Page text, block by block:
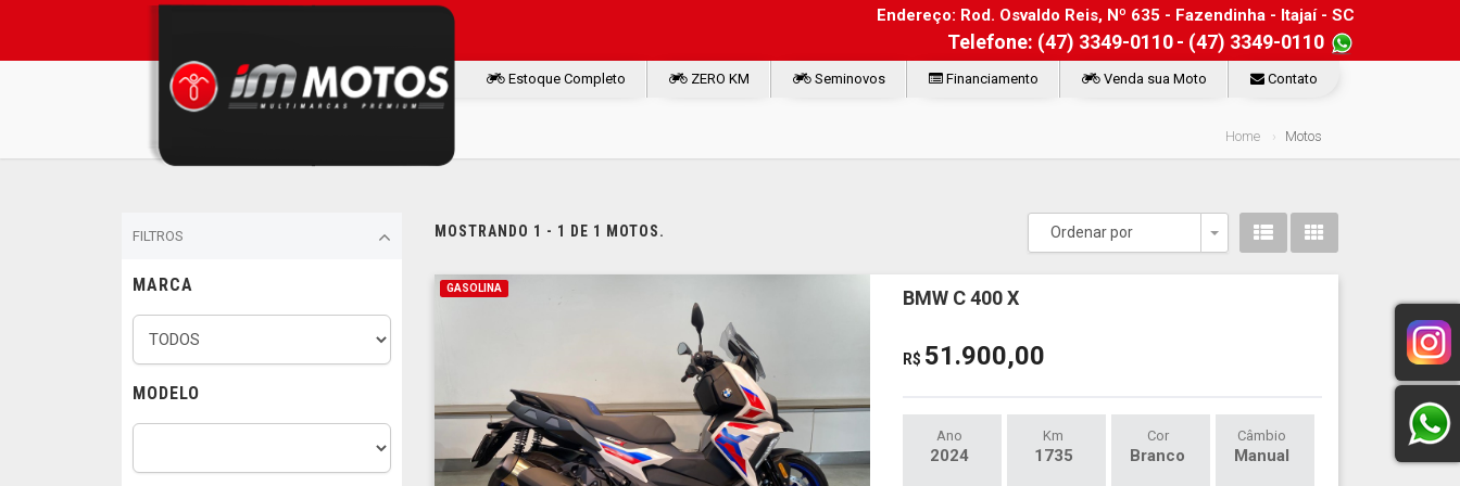
Endereço: Rod. Osvaldo Reis, Nº 635 - Fazendinha - Itajaí - SC
Telefone: (47) 3349-0110- (47) 3349-0110
Estoque Completo ZERO KM Seminovos Financiamento Venda sua Moto Contato
Home Motos
FILTROS
MARCA
MODELO
MOSTRANDO 1 - 1 DE 1 MOTOS. Ordenar por
Toggle Dropdown
GASOLINA BMW C 400 X
R$ 51.900,00
Ano
2024
Km
1735
Cor
Branco
Câmbio
Manual